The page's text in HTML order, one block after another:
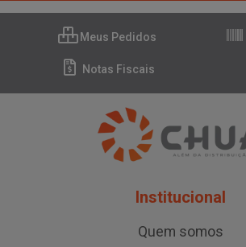
Meus Pedidos
Notas Fiscais
Institucional
Quem somos